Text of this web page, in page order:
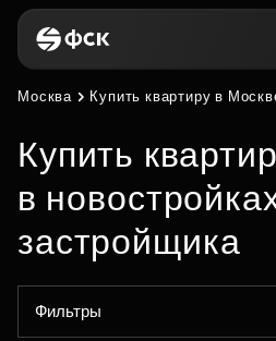
Москва Купить квартиру в
Купить
в
застройщика
Фильтры